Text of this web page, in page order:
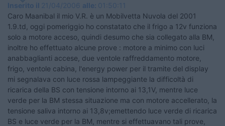
Inserito il 21/04/2006 alle: 01:50:11
Caro Maanibal il mio V.R. è un Mobilvetta Nuvola del 2001
1.9.td, oggi pomeriggio ho constatato che il frigo a 12v funziona
solo a motore acceso, quindi desumo che sia collegato alla BM,
inoltre ho effettuato alcune prove : motore a minimo con luci
anabbaglianti accese, due ventole raffreddamento motore,
frigo, ventole cabina, l'energy power per il tramite del display
mi segnalava con luce rossa lampeggiante la difficoltà di
ricarica della BS con tensione intorno ai 13,1V, mentre luce
verde per la BM stessa situazione ma con motore accellerato, la
tensione saliva intorno ai 13,8v;emettendo luce verde di ricarica
BS e luce verde per la BM, mentre si effettuavano tali prove,